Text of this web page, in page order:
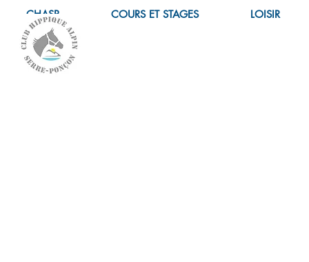
CHASP COURS ET STAGES LOISIR